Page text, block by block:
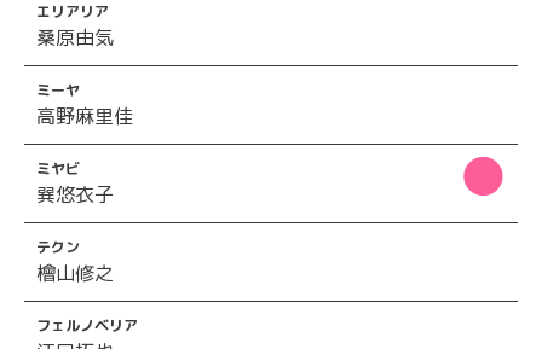
エリアリア
桑原由気
ミーヤ
高野麻里佳
ミヤビ
巽悠衣子
テクン
檜山修之
フェルノベリア